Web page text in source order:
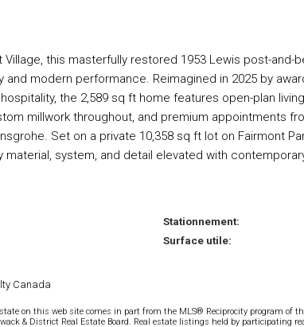
this masterfully restored 1953 Lewis post-and-
modern performance. Reimagined in 2025 by
the 2,589 sq ft home features open-plan
millwork throughout, and premium appointments
Set on a private 10,358 sq ft lot on Fairmont
system, and detail elevated with
Stationnement:
Surface utile:
Canada
on this web site comes in part from the MLS® Reciprocity program of
& District Real Estate Board. Real estate listings held by participating